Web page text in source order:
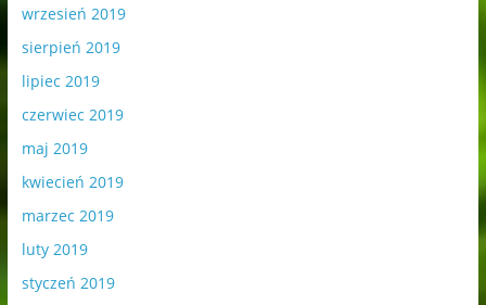
wrzesień 2019
sierpień 2019
lipiec 2019
czerwiec 2019
maj 2019
kwiecień 2019
marzec 2019
luty 2019
styczeń 2019